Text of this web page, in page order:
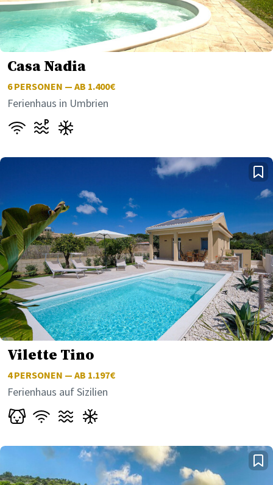
Casa Nadia
6PERSONEN — AB 1.400€
Ferienhaus in Umbrien
Vilette Tino
4PERSONEN — AB 1.197€
Ferienhaus auf Sizilien